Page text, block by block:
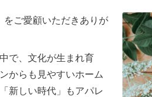
をご愛顧いただきありが
で、文化が生まれ育
からも見やすいホーム
新しい時代」もアパレ